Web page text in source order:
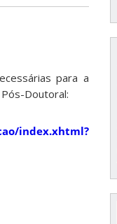
para a
Doutoral:
index.xhtml?